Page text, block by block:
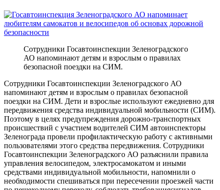
Сотрудники Госавтоинспекции Зеленоградского
АО напоминают детям и взрослым о правилах
безопасной поездки на СИМ.
Сотрудники Госавтоинспекции Зеленоградского АО
напоминают детям и взрослым о правилах безопасной
поездки на СИМ. Дети и взрослые используют ежедневно для
передвижения средства индивидуальной мобильности (СИМ).
Поэтому в целях предупреждения дорожно-транспортных
происшествий с участием водителей СИМ автоинспекторы
Зеленограда провели профилактическую работу с активными
пользователями этого средства передвижения. Сотрудники
Госавтоинспекции Зеленоградского АО разъяснили правила
управления велосипедом, электросамокатом и иными
средствами индивидуальной мобильности, напомнили о
необходимости спешиваться при пересечении проезжей части